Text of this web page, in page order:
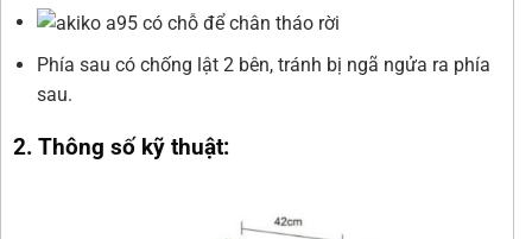
Phía sau có chống lật 2 bên, tránh bị ngã ngửa ra phía
sau.
2. Thông số kỹ thuật: